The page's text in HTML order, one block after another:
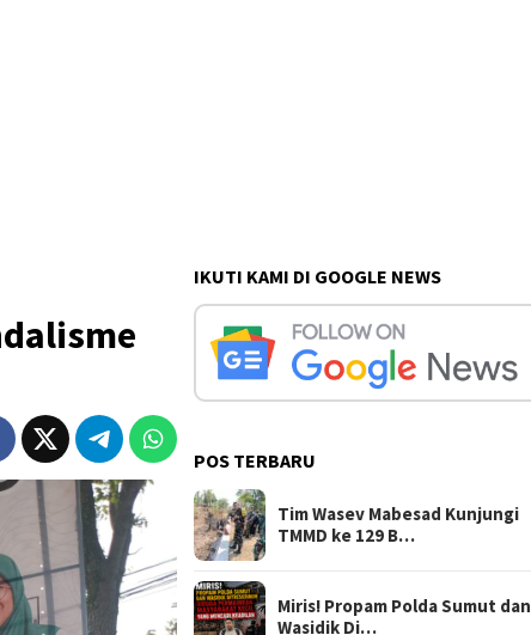
IKUTI KAMI DI GOOGLE NEWS
POS TERBARU
Tim Wasev Mabesad Kunjungi
TMMD ke 129 B…
Miris! Propam Polda Sumut dan
Wasidik Di…